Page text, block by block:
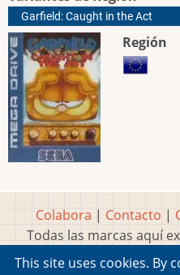
Garfield: Caught in the Act
Región
Colabora | Contacto |
Todas las marcas aquí
respectivos y
This site uses cookies. By